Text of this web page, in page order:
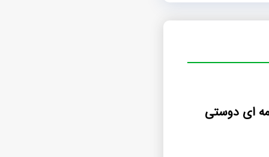
ای دوستی